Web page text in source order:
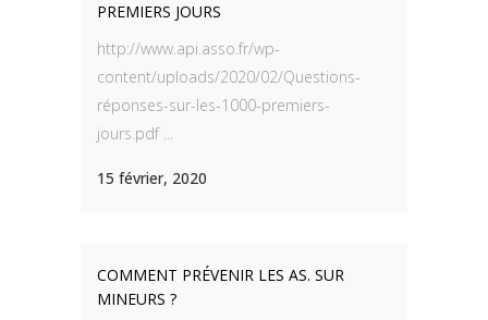
PREMIERS JOURS
http://www.api.asso.fr/wp-
content/uploads/2020/02/Questions-
réponses-sur-les-1000-premiers-
jours.pdf ...
15 février, 2020
COMMENT PRÉVENIR LES AS. SUR
MINEURS ?